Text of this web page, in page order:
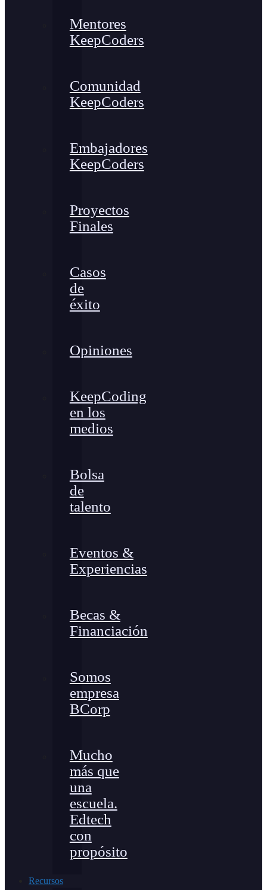
Mentores
KeepCoders
Comunidad
KeepCoders
Embajadores
KeepCoders
Proyectos
Finales
Casos
de
éxito
Opiniones
KeepCoding
en los
medios
Bolsa
de
talento
Eventos &
Experiencias
Becas &
Financiación
Somos
empresa
BCorp
Mucho
más que
una
escuela.
Edtech
con
propósito
Recursos